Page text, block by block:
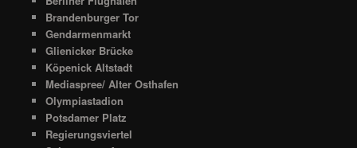
Brandenburger Tor
Gendarmenmarkt
Glienicker Brücke
Köpenick Altstadt
Mediaspree/ Alter Osthafen
Olympiastadion
Potsdamer Platz
Regierungsviertel